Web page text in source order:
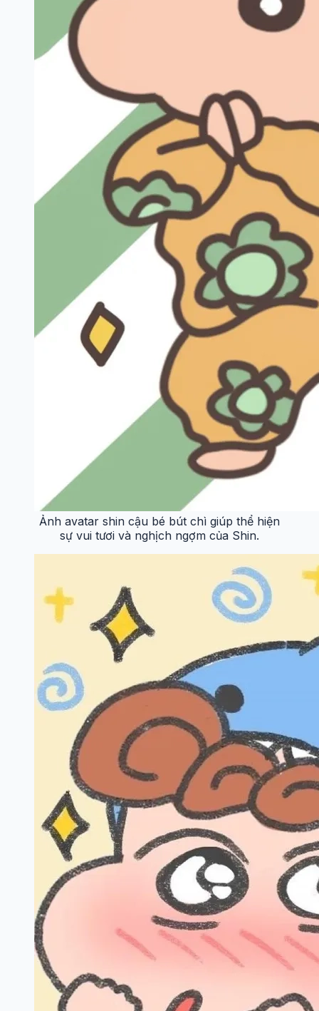
Ảnh avatar shin cậu bé bút chì giúp thể hiện
sự vui tươi và nghịch ngợm của Shin.